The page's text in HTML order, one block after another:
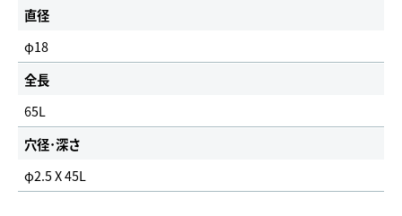
直径
φ18
全長
65L
穴径･深さ
φ2.5 X 45L